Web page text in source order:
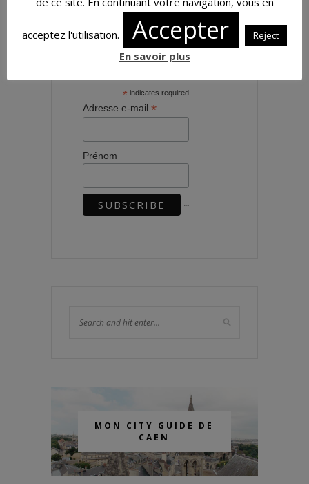
S'abonner à la
newsletter
* indicates required
Adresse e-mail *
Prénom
MON CITY GUIDE DE
CAEN
acceptez l'utilisation. Accepter Reject
En savoir plus